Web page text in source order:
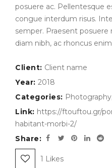
posuere ac. Pellentesque
congue interdum risus.
semper. Praesent
diam nibh, ac rhoncus
Client: Client name
Year: 2018
Categories: Photography
Link: https://ftouftou.gr/
habitant-morbi-2/
Share:
1 Likes